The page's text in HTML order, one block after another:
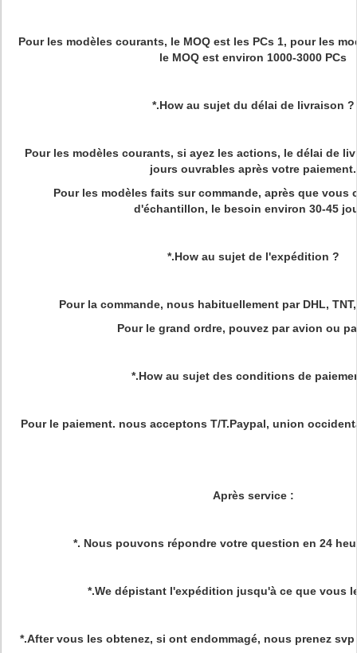
Pour les modèles courants, le MOQ est les PCs 1, pour les
le MOQ est environ 1000-3000 PCs
*.How au sujet du délai de livraison ?
Pour les modèles courants, si ayez les actions, le délai de
jours ouvrables après votre paiement.
Pour les modèles faits sur commande, après que vous
d'échantillon, le besoin environ 30-45
*.How au sujet de l'expédition ?
Pour la commande, nous habituellement par DHL, TNT,
Pour le grand ordre, pouvez par avion ou
*.How au sujet des conditions de
Pour le paiement. nous acceptons T/T.Paypal, union
Après service:
*. Nous pouvons répondre votre question en 24
*.We dépistant l'expédition jusqu'à ce que vous
*.After vous les obtenez, si ont endommagé, nous prenez